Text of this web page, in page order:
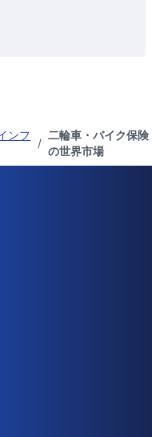
ンフ
/
二輪車・バイク保険
の世界市場